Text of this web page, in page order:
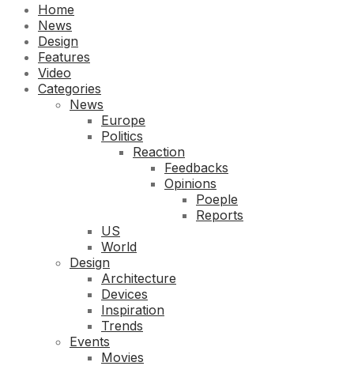
Home
News
Design
Features
Video
Categories
News
Europe
Politics
Reaction
Feedbacks
Opinions
Poeple
Reports
US
World
Design
Architecture
Devices
Inspiration
Trends
Events
Movies